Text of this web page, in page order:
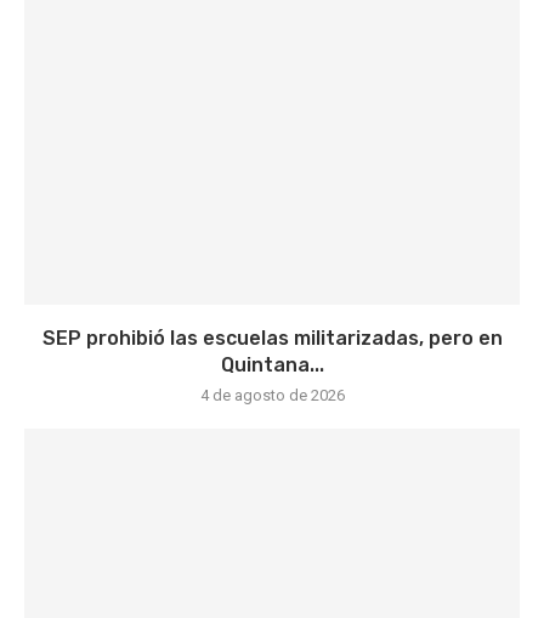
SEP prohibió las escuelas militarizadas, pero en
Quintana...
4 de agosto de 2026